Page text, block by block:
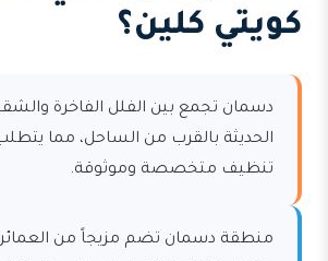
كويتي كلين؟
دسمان تجمع بين الفلل الفاخرة
الحديثة بالقرب من الساحل، مما
تنظيف متخصصة وموثوقة.
منطقة دسمان تضم مزيجاً من